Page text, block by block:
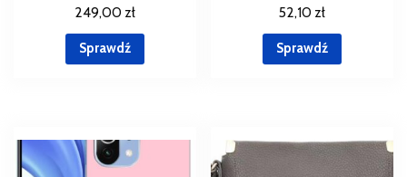
249,00 zł
Sprawdź
52,10 zł
Sprawdź